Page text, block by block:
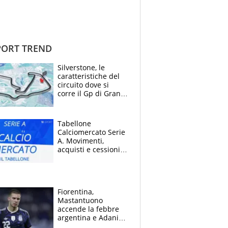
TREND
Silverstone, le
caratteristiche del
circuito dove si
corre il Gp di Gran
Tabellone
Calciomercato Serie
A. Movimenti,
acquisti e cessioni:
Fiorentina,
Mastantuono
accende la febbre
argentina e Adani